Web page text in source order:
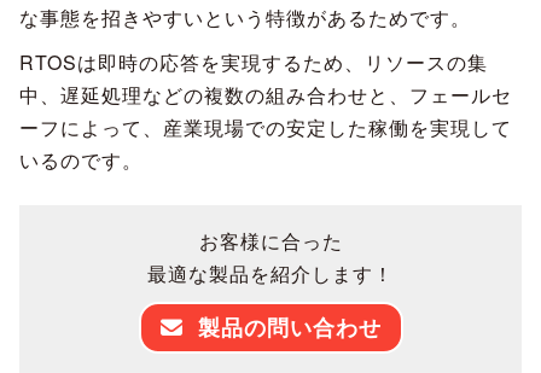
な事態を招きやすいという特徴があるためです。
RTOSは即時の応答を実現するため、リソースの集
中、遅延処理などの複数の組み合わせと、フェールセ
ーフによって、産業現場での安定した稼働を実現して
いるのです。
お客様に合った
最適な製品を紹介します！
製品の問い合わせ